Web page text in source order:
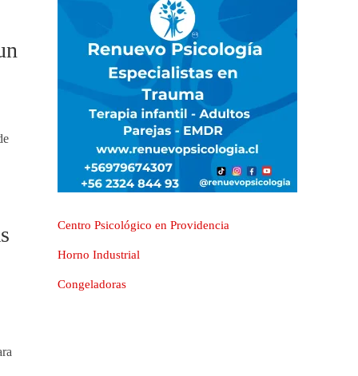
Centro Psicológico en Providencia
Horno Industrial
Congeladoras